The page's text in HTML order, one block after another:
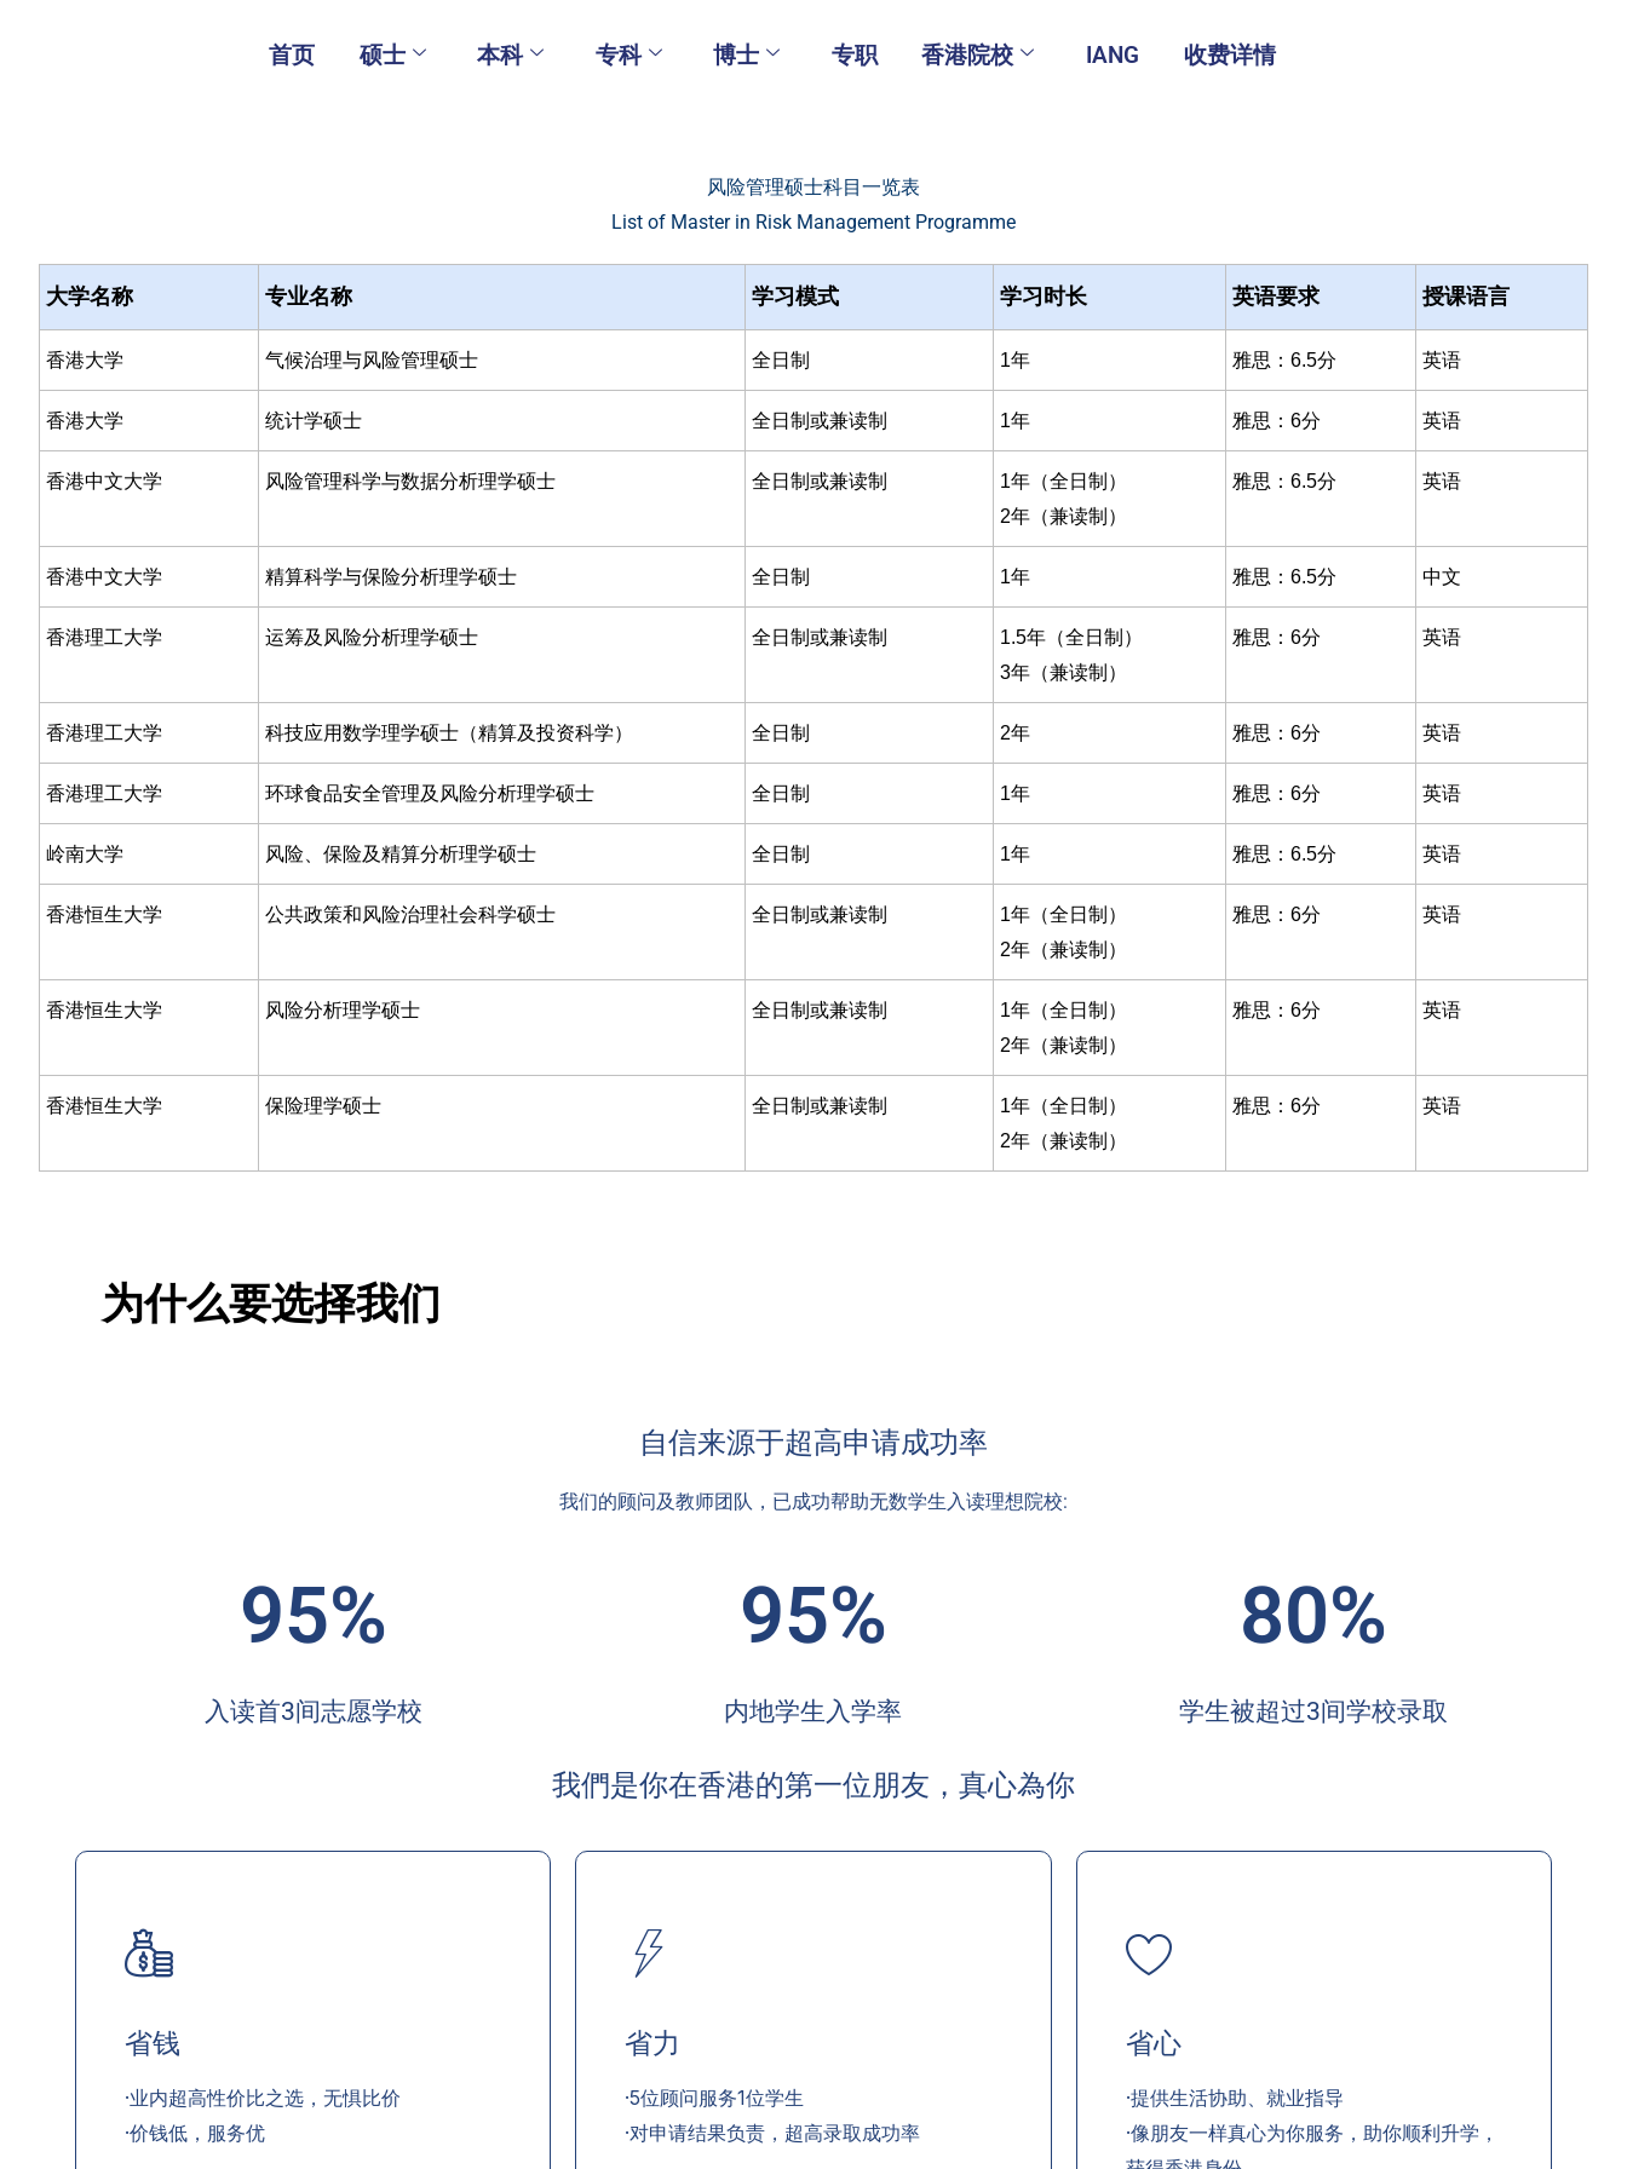
首页 硕士 本科 专科 博士 专职 香港院校 IANG 收费详情
风险管理硕士科目一览表
List of Master in Risk Management Programme​
大学名称 专业名称 学习模式 学习时长 英语要求 授课语言
香港大学 气候治理与风险管理硕士 全日制 1年 雅思：6.5分 英语
香港大学 统计学硕士 全日制或兼读制 1年 雅思：6分 英语
香港中文大学 风险管理科学与数据分析理学硕士 全日制或兼读制
1年（全日制）
2年（兼读制）
雅思：6.5分 英语
香港中文大学 精算科学与保险分析理学硕士 全日制 1年 雅思：6.5分 中文
香港理工大学 运筹及风险分析理学硕士 全日制或兼读制
1.5年（全日制）
3年（兼读制）
雅思：6分 英语
香港理工大学 科技应用数学理学硕士（精算及投资科学） 全日制 2年 雅思：6分 英语
香港理工大学 环球食品安全管理及风险分析理学硕士 全日制 1年 雅思：6分 英语
岭南大学 风险、保险及精算分析理学硕士 全日制 1年 雅思：6.5分 英语
香港恒生大学 公共政策和风险治理社会科学硕士 全日制或兼读制
1年（全日制）
2年（兼读制）
雅思：6分 英语
香港恒生大学 风险分析理学硕士 全日制或兼读制
1年（全日制）
2年（兼读制）
雅思：6分 英语
香港恒生大学 保险理学硕士 全日制或兼读制
1年（全日制）
2年（兼读制）
雅思：6分 英语
为什么要选择我们
自信来源于超高申请成功率
我们的顾问及教师团队，已成功帮助无数学生入读理想院校:
95%
入读首3间志愿学校
95%
内地学生入学率
80%
学生被超过3间学校录取
我們是你在香港的第一位朋友，真心為你
省钱
·业内超高性价比之选，无惧比价
·价钱低，服务优
省力
·5位顾问服务1位学生
·对申请结果负责，超高录取成功率
省心
·提供生活协助、就业指导
·像朋友一样真心为你服务，助你顺利升学，